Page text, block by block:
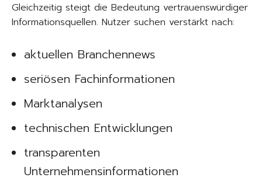
Gleichzeitig steigt die Bedeutung vertrauenswürdiger
Informationsquellen. Nutzer suchen verstärkt nach:
aktuellen Branchennews
seriösen Fachinformationen
Marktanalysen
technischen Entwicklungen
transparenten
Unternehmensinformationen